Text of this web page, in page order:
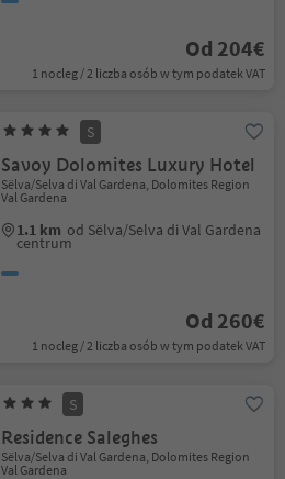
Od 204€
1 nocleg / 2 liczba osób w tym podatek VAT
S
Savoy Dolomites Luxury Hotel
Sëlva/Selva di Val Gardena, Dolomites Region
Val Gardena
1.1 km od Sëlva/Selva di Val Gardena
centrum
Od 260€
1 nocleg / 2 liczba osób w tym podatek VAT
S
Residence Saleghes
Sëlva/Selva di Val Gardena, Dolomites Region
Val Gardena